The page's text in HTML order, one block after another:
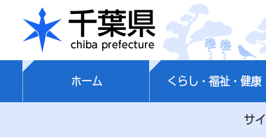
千葉県
ホーム くらし・福祉・健康
サ